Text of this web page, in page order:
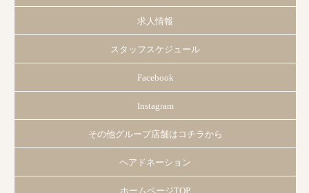
求人情報
スタッフスケジュール
Facebook
Instagram
その他グループ店舗はコチラから
ヘアドネーション
ホームページTOP